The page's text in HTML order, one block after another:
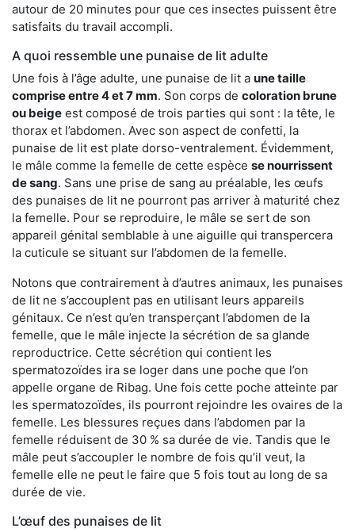
autour de 20 minutes pour que ces insectes puissent être
satisfaits du travail accompli.
A quoi ressemble une punaise de lit adulte
Une fois à l’âge adulte, une punaise de lit a une taille
comprise entre 4 et 7 mm. Son corps de coloration brune
ou beige est composé de trois parties qui sont : la tête, le
thorax et l’abdomen. Avec son aspect de confetti, la
punaise de lit est plate dorso-ventralement. Évidemment,
le mâle comme la femelle de cette espèce se nourrissent
de sang. Sans une prise de sang au préalable, les œufs
des punaises de lit ne pourront pas arriver à maturité chez
la femelle. Pour se reproduire, le mâle se sert de son
appareil génital semblable à une aiguille qui transpercera
la cuticule se situant sur l’abdomen de la femelle.
Notons que contrairement à d’autres animaux, les punaises
de lit ne s’accouplent pas en utilisant leurs appareils
génitaux. Ce n’est qu’en transperçant l’abdomen de la
femelle, que le mâle injecte la sécrétion de sa glande
reproductrice. Cette sécrétion qui contient les
spermatozoïdes ira se loger dans une poche que l’on
appelle organe de Ribag. Une fois cette poche atteinte par
les spermatozoïdes, ils pourront rejoindre les ovaires de la
femelle. Les blessures reçues dans l’abdomen par la
femelle réduisent de 30 % sa durée de vie. Tandis que le
mâle peut s’accoupler le nombre de fois qu’il veut, la
femelle elle ne peut le faire que 5 fois tout au long de sa
durée de vie.
L’œuf des punaises de lit